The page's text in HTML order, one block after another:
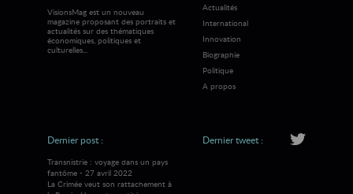
VisionsMag est un nouveau
magazine proposant des portraits et
actualités sur des thématiques
économiques, politiques et
culturelles...
Actualités
International
Innovation
Biographie
Politique
A propos
Dernier post :
Transnistrie : voyage dans un pays
fantôme - 27 avril 2022
La Crimée veut son rattachement à
Dernier tweet :